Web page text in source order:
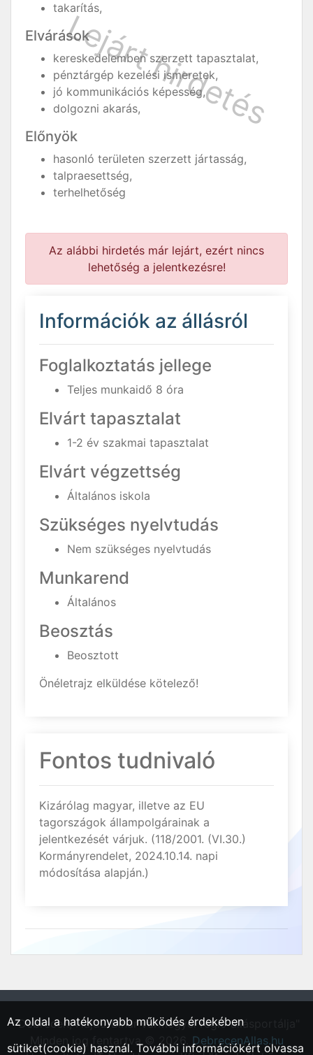
takarítás,
Elvárások
kereskedelemben szerzett tapasztalat,
pénztárgép kezelési ismeretek,
jó kommunikációs képesség,
dolgozni akarás,
Előnyök
hasonló területen szerzett jártasság,
talpraesettség,
terhelhetőség
Az alábbi hirdetés már lejárt, ezért nincs
lehetőség a jelentkezésre!
Információk az állásról
Foglalkoztatás jellege
Teljes munkaidő 8 óra
Elvárt tapasztalat
1-2 év szakmai tapasztalat
Elvárt végzettség
Általános iskola
Szükséges nyelvtudás
Nem szükséges nyelvtudás
Munkarend
Általános
Beosztás
Beosztott
Önéletrajz elküldése kötelező!
Fontos tudnivaló
Kizárólag magyar, illetve az EU
tagországok állampolgárainak a
jelentkezését várjuk. (118/2001. (VI.30.)
Kormányrendelet, 2024.10.14. napi
módosítása alapján.)
"Debrecen, Hajdú-Bihar vármegyei régió állásportálja"
Minden jog fentartva © 2026. DebrecenAllas.hu
Az oldal a hatékonyabb működés érdekében
sütiket(cookie) használ. További információkért olvassa